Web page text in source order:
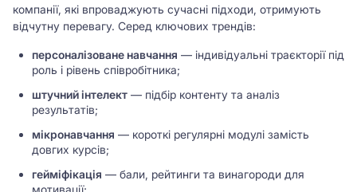
компанії, які впроваджують сучасні підходи, отримують
відчутну перевагу. Серед ключових трендів:
персоналізоване навчання — індивідуальні траєкторії під
роль і рівень співробітника;
штучний інтелект — підбір контенту та аналіз
результатів;
мікронавчання — короткі регулярні модулі замість
довгих курсів;
гейміфікація — бали, рейтинги та винагороди для
мотивації;